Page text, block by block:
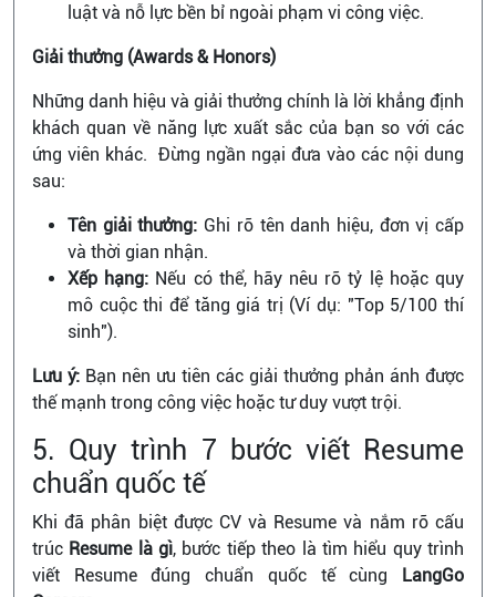
luật và nỗ lực bền bỉ ngoài phạm vi công việc.
Giải thưởng (Awards & Honors)
Những danh hiệu và giải thưởng chính là lời khẳng định
khách quan về năng lực xuất sắc của bạn so với các
ứng viên khác. Đừng ngần ngại đưa vào các nội dung
sau:
Tên giải thưởng: Ghi rõ tên danh hiệu, đơn vị cấp
và thời gian nhận.
Xếp hạng: Nếu có thể, hãy nêu rõ tỷ lệ hoặc quy
mô cuộc thi để tăng giá trị (Ví dụ: "Top 5/100 thí
sinh").
Lưu ý: Bạn nên ưu tiên các giải thưởng phản ánh được
thế mạnh trong công việc hoặc tư duy vượt trội.
5. Quy trình 7 bước viết Resume
chuẩn quốc tế
Khi đã phân biệt được CV và Resume và nắm rõ cấu
trúc Resume là gì, bước tiếp theo là tìm hiểu quy trình
viết Resume đúng chuẩn quốc tế cùng LangGo